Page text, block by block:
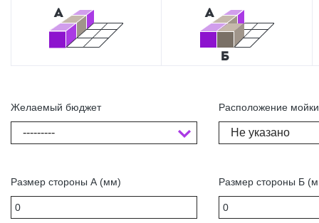
Желаемый бюджет
---------
Размер стороны А (мм)
Расположение мойки
Не указано
Размер стороны Б